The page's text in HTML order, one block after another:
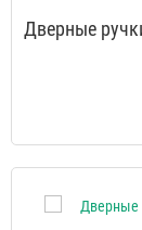
Дверные